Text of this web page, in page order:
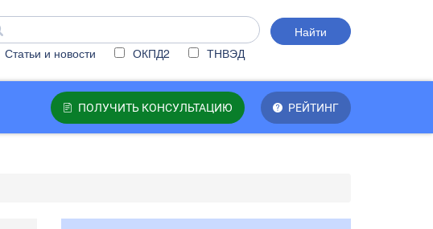
Найти
Статьи и новости
ОКПД2 ТНВЭД
ПОЛУЧИТЬ КОНСУЛЬТАЦИЮ РЕЙТИНГ